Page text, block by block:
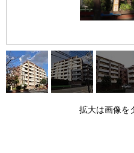
拡大は画像を